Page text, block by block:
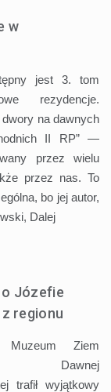
w
jest 3. tom
rezydencje.
dwory na dawnych
II RP” —
przez wielu
przez nas. To
bo jej autor,
Dalej
o Józefie
regionu
Ziem
Dawnej
trafił wyjątkowy